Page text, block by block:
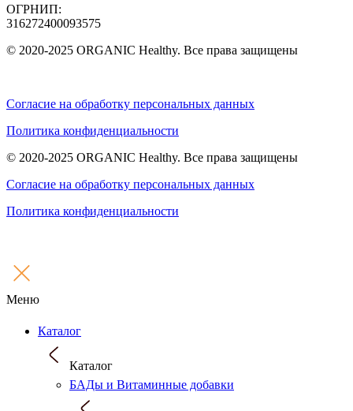
ОГРНИП:
316272400093575
© 2020-2025 ORGANIC Healthy. Все права защищены
Согласие на обработку персональных данных
Политика конфиденциальности
© 2020-2025 ORGANIC Healthy. Все права защищены
Согласие на обработку персональных данных
Политика конфиденциальности
Меню
Каталог
Каталог
БАДы и Витаминные добавки